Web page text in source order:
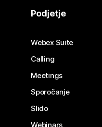
Podjetje
Webex Suite
Calling
Meetings
Sporočanje
Slido
Webinars